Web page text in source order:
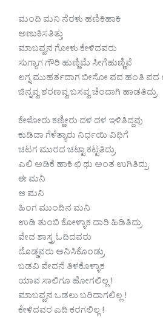
ಮಂದಿ ಮನಿ ನೆರಳು ಹಣಿಕಿಹಾಕಿ
ಅಣುಕಿಸತಿತ್ತು
ಮಾಬವ್ವನ ಗೋಳು ಕೇಳಿದವರು
ಸುಗ್ಯಾಗ ಗೌರಿ ಹುಣ್ಣಿಮೆ ಸೀಗೆಹುಣ್ಣಿವೆ
ಲಗ್ನ ಮುಹರ್ತದಾಗ ಬೀಸೋ ಪದ ಹಂತಿ
ಚಿನ್ನವ್ವ ಶರಣವ್ವ ಬಸವ್ವ ಚೆಂದಾಗಿ ಹಾಡತಿದ್ರು
ಕೇಳೋರು ಕಣ್ಣೀರು ದಳ ದಳ ಇಳಿತಿದ್ದವು
ಕುಡಿದಾ ಗೆಳೆತ್ಯಾರು ನಿರ್ಧಯಿ ವಿಧಿಗೆ
ಚಟಗ ಮುರದ ಚಟ್ಟಾ ಕಟ್ಟತಿದ್ರು
ಎಲಿ ಅಡಿಕೆ ಹಾಕಿ ಛಿ ಥು ಅಂತ ಉಗಿತಿದ್ರು
ಈ ಮನಿ
ಆ ಮನಿ
ಹಿಂಗ ಮುಂದಿನ ಮನಿ
ಉಡಿ ತುಂಬಿ ಕೋಳ್ಳಾಕ ದಾರಿ ಹಿಡಿತಿದ್ರು
ವೇದ ಶಾಸ್ತ್ರ ಓದಿದವರು
ದೊಡ್ಡವರು ಅನಿಸಿಕೊಂಡ್ರು
ಬಡವಿ ವೇದನೆ ತಿಳಕೊಳ್ಳಾಕ
ಯಾವ ಸಾಲಿಗೂ ಹೋಗಲಿಲ್ಲ !
ಮಾಬವ್ವನ ಒಡಲು ಬರಿದಾಗಲಿಲ್ಲ !
ಕೇಳಿದವರ ಎದಿ ಕರಗಲಿಲ್ಲ !